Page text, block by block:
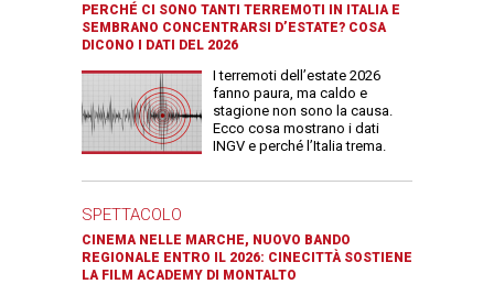
PERCHÉ CI SONO TANTI TERREMOTI IN ITALIA E
SEMBRANO CONCENTRARSI D’ESTATE? COSA
DICONO I DATI DEL 2026
I terremoti dell’estate 2026
fanno paura, ma caldo e
stagione non sono la causa.
Ecco cosa mostrano i dati
INGV e perché l’Italia trema.
SPETTACOLO
CINEMA NELLE MARCHE, NUOVO BANDO
REGIONALE ENTRO IL 2026: CINECITTÀ SOSTIENE
LA FILM ACADEMY DI MONTALTO